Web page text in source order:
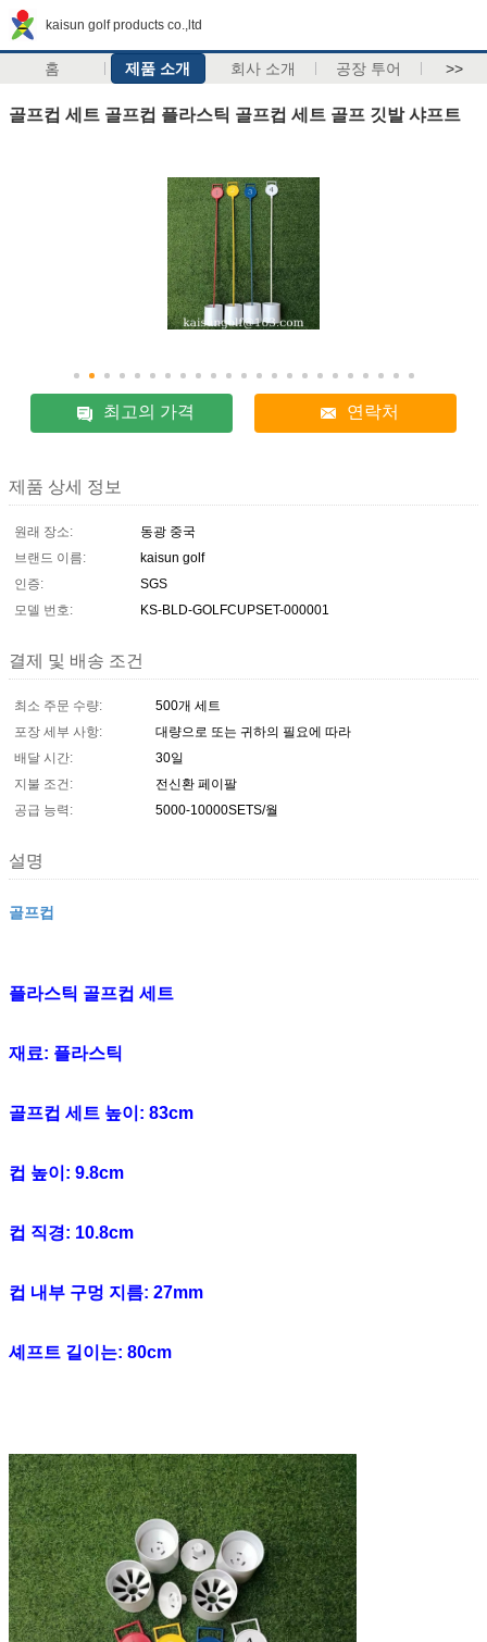
kaisun golf products co.,ltd
홈 제품 소개 회사 소개 공장 투어 >>
골프컵 세트 골프컵 플라스틱 골프컵 세트 골프 깃발 샤프트
최고의 가격 연락처
제품 상세 정보
원래 장소:
동광 중국
브랜드 이름:
kaisun golf
인증:
SGS
모델 번호:
KS-BLD-GOLFCUPSET-000001
결제 및 배송 조건
최소 주문 수량:
500개 세트
포장 세부 사항:
대량으로 또는 귀하의 필요에 따라
배달 시간:
30일
지불 조건:
전신환 페이팔
공급 능력:
5000-10000SETS/월
설명
골프컵
플라스틱 골프컵 세트
재료: 플라스틱
골프컵 세트 높이: 83cm
컵 높이: 9.8cm
컵 직경: 10.8cm
컵 내부 구멍 지름: 27mm
셰프트 길이는: 80cm